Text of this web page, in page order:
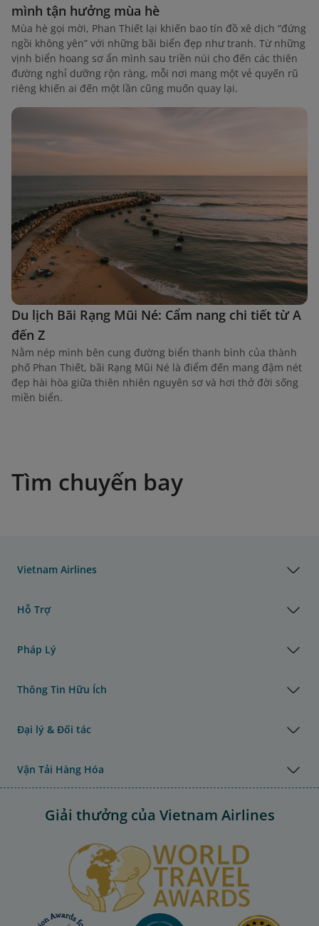
mình tận hưởng mùa hè
Mùa hè gọi mời, Phan Thiết lại khiến bao tín đồ xê dịch “đứng
ngồi không yên” với những bãi biển đẹp như tranh. Từ những
vịnh biển hoang sơ ẩn mình sau triền núi cho đến các thiên
đường nghỉ dưỡng rộn ràng, mỗi nơi mang một vẻ quyến rũ
riêng khiến ai đến một lần cũng muốn quay lại.
Du lịch Bãi Rạng Mũi Né: Cẩm nang chi tiết từ A
đến Z
Nằm nép mình bên cung đường biển thanh bình của thành
phố Phan Thiết, bãi Rạng Mũi Né là điểm đến mang đậm nét
đẹp hài hòa giữa thiên nhiên nguyên sơ và hơi thở đời sống
miền biển.
Tìm chuyến bay
Vietnam Airlines
Hỗ Trợ
Pháp Lý
Thông Tin Hữu Ích
Đại lý & Đối tác
Vận Tải Hàng Hóa
Giải thưởng của Vietnam Airlines